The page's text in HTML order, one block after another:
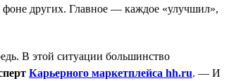
других. Главное — каждое «улучшил»,
В этой ситуации большинство
Карьерного маркетплейса hh.ru. — И